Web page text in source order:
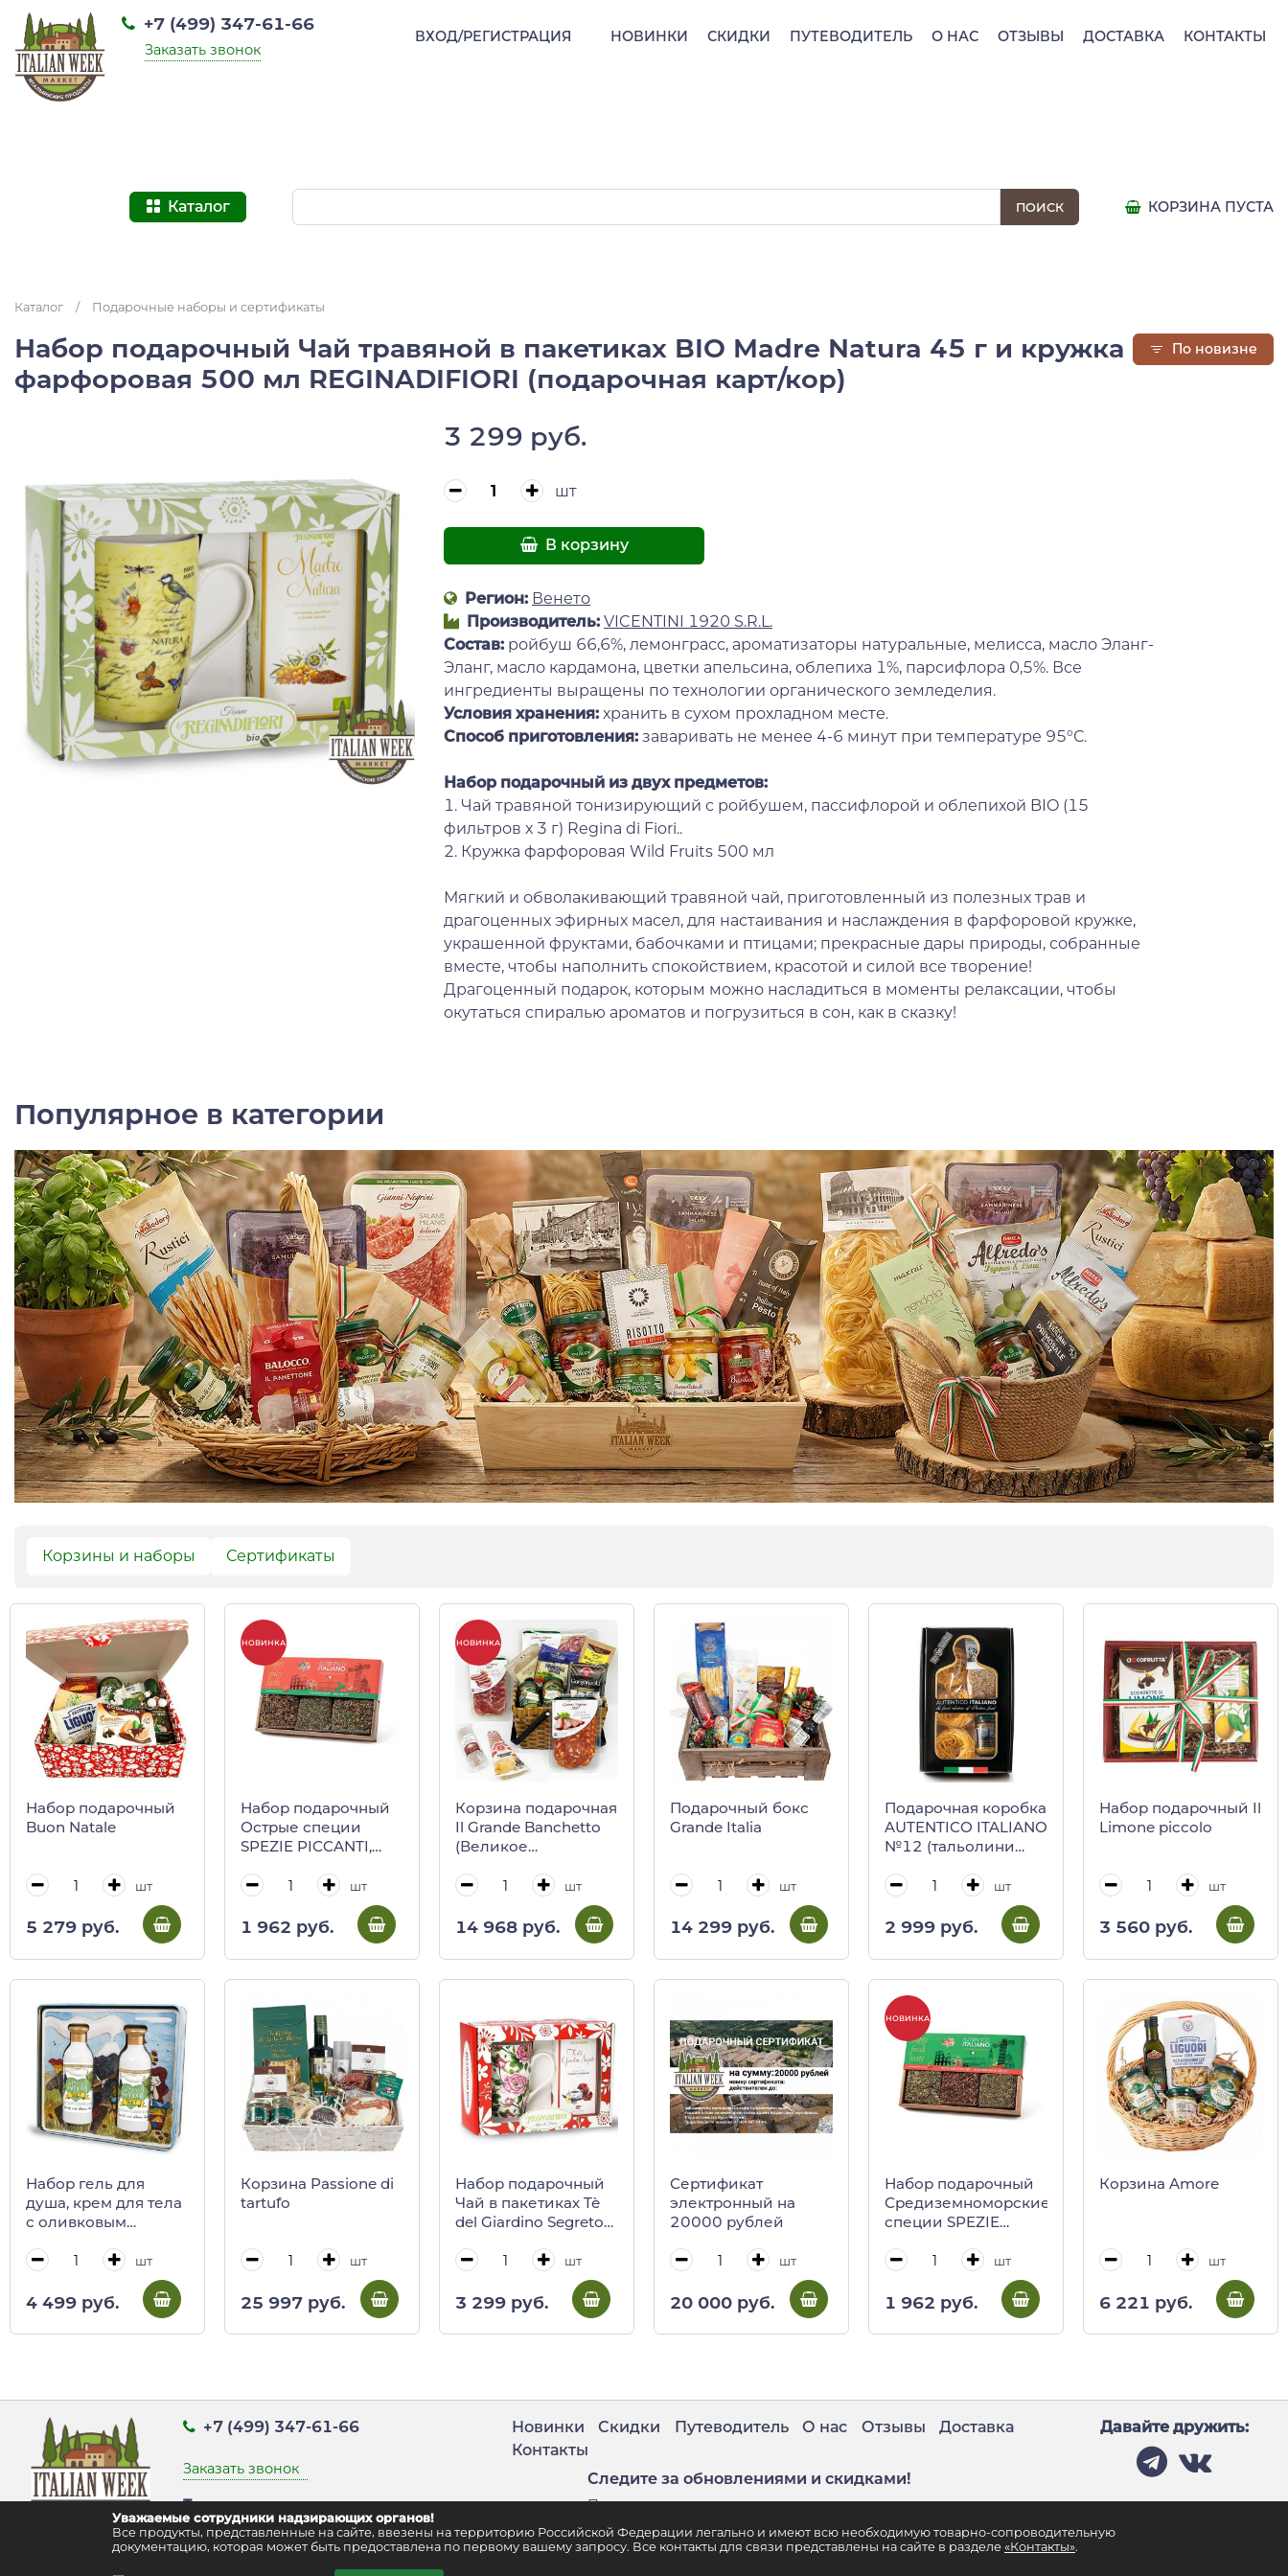
НОВИНКИ СКИДКИ ПУТЕВОДИТЕЛЬ О НАС ОТЗЫВЫ ДОСТАВКА КОНТАКТЫ
+7 (499) 347-61-66
Заказать звонок
ВХОД/РЕГИСТРАЦИЯ
Каталог КОРЗИНА ПУСТА
Каталог / Подарочные наборы и сертификаты
Набор подарочный Чай травяной в пакетиках BIO Madre Natura 45 г и кружка
фарфоровая 500 мл REGINADIFIORI (подарочная карт/кор)
3 299 руб.
шт
В корзину
Регион: Венето
Производитель: VICENTINI 1920 S.R.L.
Состав: ройбуш 66,6%, лемонграсс, ароматизаторы натуральные, мелисса, масло Эланг-
Эланг, масло кардамона, цветки апельсина, облепиха 1%, парсифлора 0,5%. Все
ингредиенты выращены по технологии органического земледелия.
Условия хранения: хранить в сухом прохладном месте.
Способ приготовления: заваривать не менее 4-6 минут при температуре 95°С.
Набор подарочный из двух предметов:
1. Чай травяной тонизирующий с ройбушем, пассифлорой и облепихой BIO (15
фильтров х 3 г) Regina di Fiori..
2. Кружка фарфоровая Wild Fruits 500 мл
Мягкий и обволакивающий травяной чай, приготовленный из полезных трав и
драгоценных эфирных масел, для настаивания и наслаждения в фарфоровой кружке,
украшенной фруктами, бабочками и птицами; прекрасные дары природы, собранные
вместе, чтобы наполнить спокойствием, красотой и силой все творение!
Драгоценный подарок, которым можно насладиться в моменты релаксации, чтобы
окутаться спиралью ароматов и погрузиться в сон, как в сказку!
Популярное в категории
По новизне
Корзины и наборы Сертификаты
Набор подарочный
Buon Natale
шт
5 279 руб.
НОВИНКА
Набор подарочный
Острые специи
SPEZIE PICCANTI,
Umbro
шт
1 962 руб.
НОВИНКА
Корзина подарочная
Il Grande Banchetto
(Великое
шт
14 968 руб.
Подарочный бокс
Grande Italia
шт
14 299 руб.
Подарочная коробка
AUTENTICO ITALIANO
№12 (тальолини
приправа
сичильяна), Antico
Pastificio Umbro
шт
2 999 руб.
Набор подарочный Il
Limone piccolo
шт
3 560 руб.
Набор гель для
душа, крем для тела
с оливковым
вулканическим
AMORE, 250 мл +
250 мл (ж/б)
шт
4 499 руб.
Корзина Passione di
tartufo
шт
25 997 руб.
Набор подарочный
Чай в пакетиках Tè
del Giardino Segreto
фарфоровая 500 мл
(подарочная карт/
шт
3 299 руб.
Сертификат
электронный на
20000 рублей
шт
20 000 руб.
НОВИНКА
Набор подарочный
Средиземноморские
специи SPEZIE
Antico Pastificioшт
1 962 руб.
Корзина Amore
шт
6 221 руб.
Уважаемые сотрудники надзирающих органов!
Все продукты, представленные на сайте, ввезены на территорию Российской Федерации легально и имеют всю необходимую товарно-сопроводительную
документацию, которая может быть предоставлена по первому вашему запросу. Все контакты для связи представлены на сайте в разделе «Контакты».
+7 (499) 347-61-66
Заказать звонок
Точка выдачи заказов:
г. Москва, ул. Воздвиженка д. 9 стр. 2
Новинки Скидки Путеводитель О нас Отзывы
Доставка
Контакты
Следите за обновлениями и скидками!
Подпишитесь на нашу рассылку
Давайте дружить: